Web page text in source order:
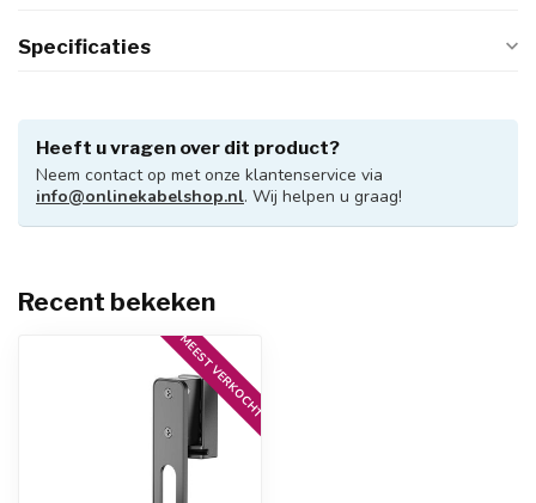
Specificaties
Heeft u vragen over dit product?
Neem contact op met onze klantenservice via
info@onlinekabelshop.nl. Wij helpen u graag!
Recent bekeken
MEEST VERKOCHT